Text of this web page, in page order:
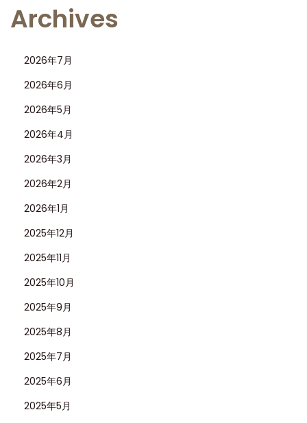
沢
Archives
2026年7月
2026年6月
2026年5月
2026年4月
2026年3月
2026年2月
2026年1月
2025年12月
2025年11月
2025年10月
2025年9月
2025年8月
2025年7月
2025年6月
2025年5月